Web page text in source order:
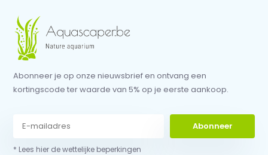
Abonneer je op onze nieuwsbrief en ontvang een
kortingscode ter waarde van 5% op je eerste aankoop.
Abonneer
* Lees hier de wettelijke beperkingen